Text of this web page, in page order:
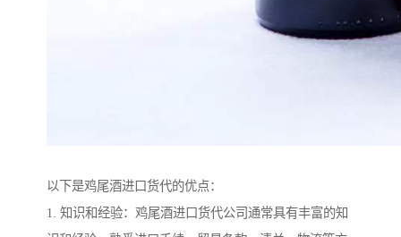
以下是鸡尾酒进口货代的优点：
1. 知识和经验：鸡尾酒进口货代公司通常具有丰富的知